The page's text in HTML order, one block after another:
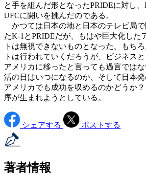
と手を組んだ形となったPRIDEに対し
UFCに闘いを挑んだのである。
かつては日本の地と日本のテレビ局
たK-1とPRIDEだが、もはや巨大化した
トは無視できないものとなった。もち
トは行われていくだろうが、ビジネス
アメリカに移ったと言っても過言では
活の日はいつになるのか、そして日本
アメリカでも成功を収めるのかどうか
序が生まれようとしている。
シェアする ポストする
著者情報